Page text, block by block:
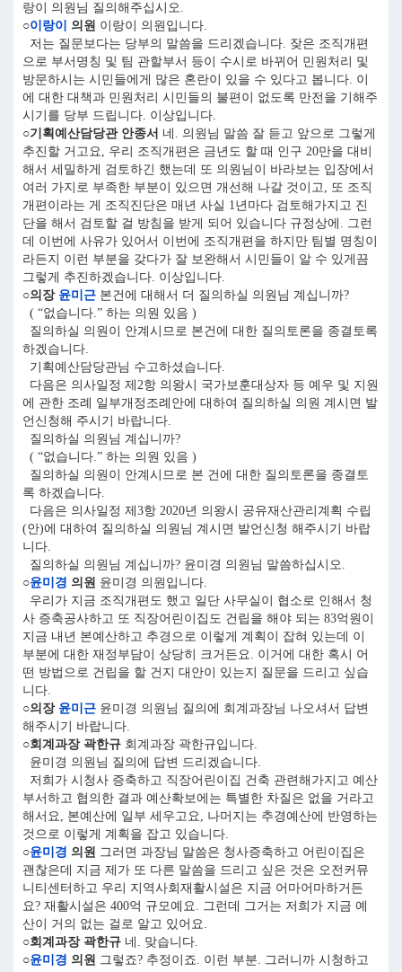
랑이 의원님 질의해주십시오.
○이랑이 의원 이랑이 의원입니다.
저는 질문보다는 당부의 말씀을 드리겠습니다. 잦은 조직개편
으로 부서명칭 및 팀 관할부서 등이 수시로 바뀌어 민원처리 및
방문하시는 시민들에게 많은 혼란이 있을 수 있다고 봅니다. 이
에 대한 대책과 민원처리 시민들의 불편이 없도록 만전을 기해주
시기를 당부 드립니다. 이상입니다.
○기획예산담당관 안종서 네. 의원님 말씀 잘 듣고 앞으로 그렇게
추진할 거고요, 우리 조직개편은 금년도 할 때 인구 20만을 대비
해서 세밀하게 검토하긴 했는데 또 의원님이 바라보는 입장에서
여러 가지로 부족한 부분이 있으면 개선해 나갈 것이고, 또 조직
개편이라는 게 조직진단은 매년 사실 1년마다 검토해가지고 진
단을 해서 검토할 걸 방침을 받게 되어 있습니다 규정상에. 그런
데 이번에 사유가 있어서 이번에 조직개편을 하지만 팀별 명칭이
라든지 이런 부분을 갖다가 잘 보완해서 시민들이 알 수 있게끔
그렇게 추진하겠습니다. 이상입니다.
○의장 윤미근 본건에 대해서 더 질의하실 의원님 계십니까?
( “없습니다.” 하는 의원 있음 )
질의하실 의원이 안계시므로 본건에 대한 질의토론을 종결토록
하겠습니다.
기획예산담당관님 수고하셨습니다.
다음은 의사일정 제2항 의왕시 국가보훈대상자 등 예우 및 지원
에 관한 조례 일부개정조례안에 대하여 질의하실 의원 계시면 발
언신청해 주시기 바랍니다.
질의하실 의원님 계십니까?
( “없습니다.” 하는 의원 있음 )
질의하실 의원이 안계시므로 본 건에 대한 질의토론을 종결토
록 하겠습니다.
다음은 의사일정 제3항 2020년 의왕시 공유재산관리계획 수립
(안)에 대하여 질의하실 의원님 계시면 발언신청 해주시기 바랍
니다.
질의하실 의원님 계십니까? 윤미경 의원님 말씀하십시오.
○윤미경 의원 윤미경 의원입니다.
우리가 지금 조직개편도 했고 일단 사무실이 협소로 인해서 청
사 증축공사하고 또 직장어린이집도 건립을 해야 되는 83억원이
지금 내년 본예산하고 추경으로 이렇게 계획이 잡혀 있는데 이
부분에 대한 재정부담이 상당히 크거든요. 이거에 대한 혹시 어
떤 방법으로 건립을 할 건지 대안이 있는지 질문을 드리고 싶습
니다.
○의장 윤미근 윤미경 의원님 질의에 회계과장님 나오셔서 답변
해주시기 바랍니다.
○회계과장 곽한규 회계과장 곽한규입니다.
윤미경 의원님 질의에 답변 드리겠습니다.
저희가 시청사 증축하고 직장어린이집 건축 관련해가지고 예산
부서하고 협의한 결과 예산확보에는 특별한 차질은 없을 거라고
해서요, 본예산에 일부 세우고요, 나머지는 추경예산에 반영하는
것으로 이렇게 계획을 잡고 있습니다.
○윤미경 의원 그러면 과장님 말씀은 청사증축하고 어린이집은
괜찮은데 지금 제가 또 다른 말씀을 드리고 싶은 것은 오전커뮤
니티센터하고 우리 지역사회재활시설은 지금 어마어마하거든
요? 재활시설은 400억 규모예요. 그런데 그거는 저희가 지금 예
산이 거의 없는 걸로 알고 있어요.
○회계과장 곽한규 네. 맞습니다.
○윤미경 의원 그렇죠? 추정이죠. 이런 부분. 그러니까 시청하고